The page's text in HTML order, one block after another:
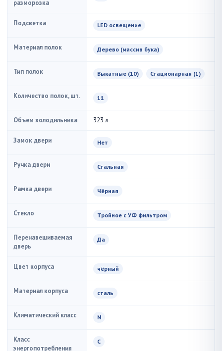
разморозка
Подсветка LED освещение
Материал полок Дерево (массив бука)
Тип полок Выкатные (10) Стационарная (1)
Количество полок, шт. 11
Объем холодильника 323 л
Замок двери Нет
Ручка двери Стальная
Рамка двери Чёрная
Стекло Тройное с УФ фильтром
Перенавешиваемая
дверь
Да
Цвет корпуса чёрный
Материал корпуса сталь
Климатический класс N
Класс
энергопотребления
C